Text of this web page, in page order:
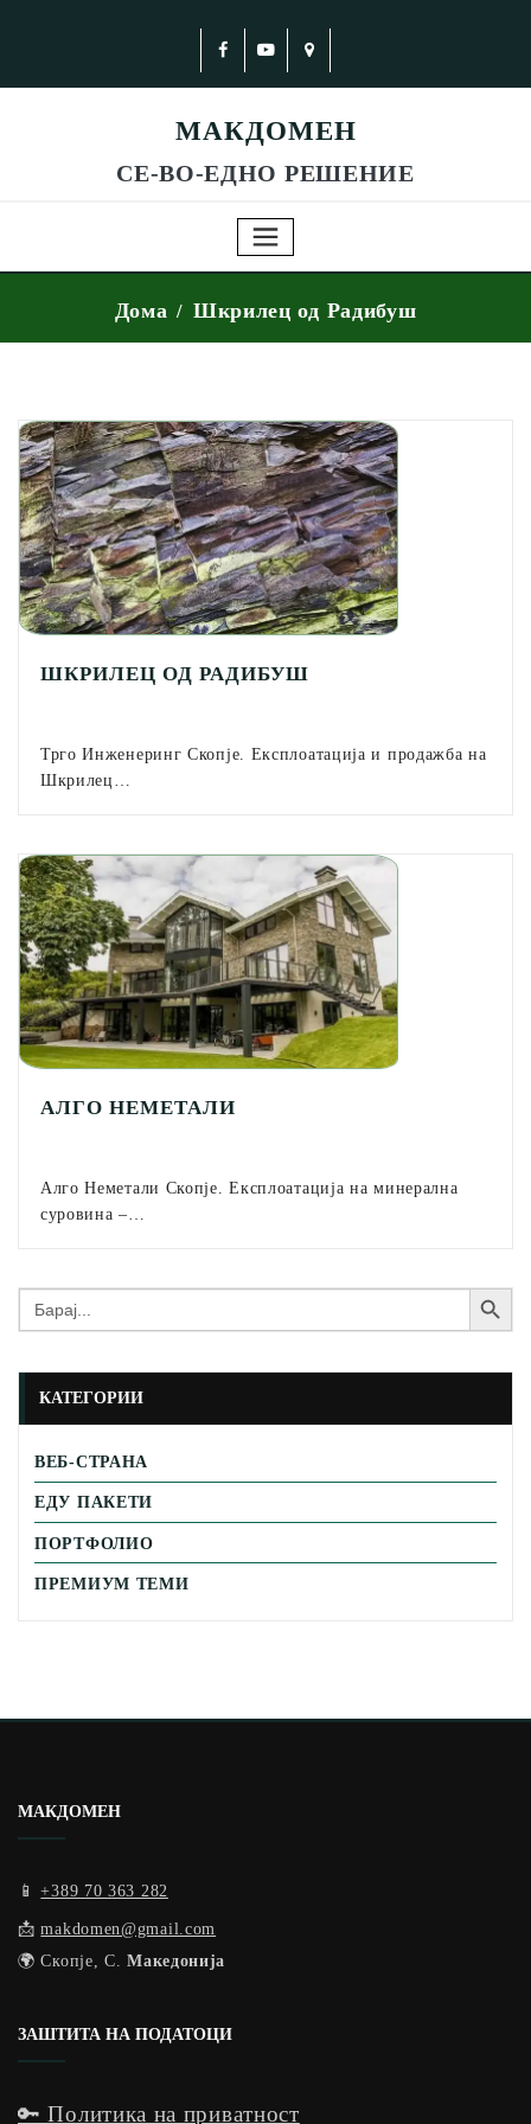
МАКДОМЕН
СЕ-ВО-ЕДНО РЕШЕНИЕ
Дома Шкрилец од Радибуш
ШКРИЛЕЦ ОД РАДИБУШ
Трго Инженеринг Скопје. Експлоатација и продажба на
Шкрилец…
АЛГО НЕМЕТАЛИ
Алго Неметали Скопје. Експлоатација на минерална
суровина –…
Search
for:
Search Button
КАТЕГОРИИ
ВЕБ-СТРАНА
ЕДУ ПАКЕТИ
ПОРТФОЛИО
ПРЕМИУМ ТЕМИ
МАКДОМЕН
📱+389 70 363 282
📩makdomen@gmail.com
🌍 Скопје, С.Македонија
ЗАШТИТА НА ПОДАТОЦИ
🔑 Политика на приватност